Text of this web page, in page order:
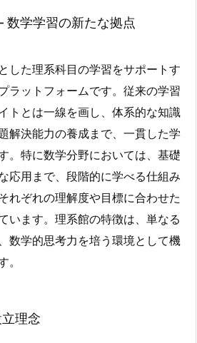
数学学習の新たな拠点
した理系科目の学習をサポートす
ラットフォームです。従来の学習
トとは一線を画し、体系的な知識
解決能力の養成まで、一貫した学
。特に数学分野においては、基礎
応用まで、段階的に学べる仕組み
れぞれの理解度や目標に合わせた
います。理系館の特徴は、単なる
数学的思考力を培う環境として機
。
理念